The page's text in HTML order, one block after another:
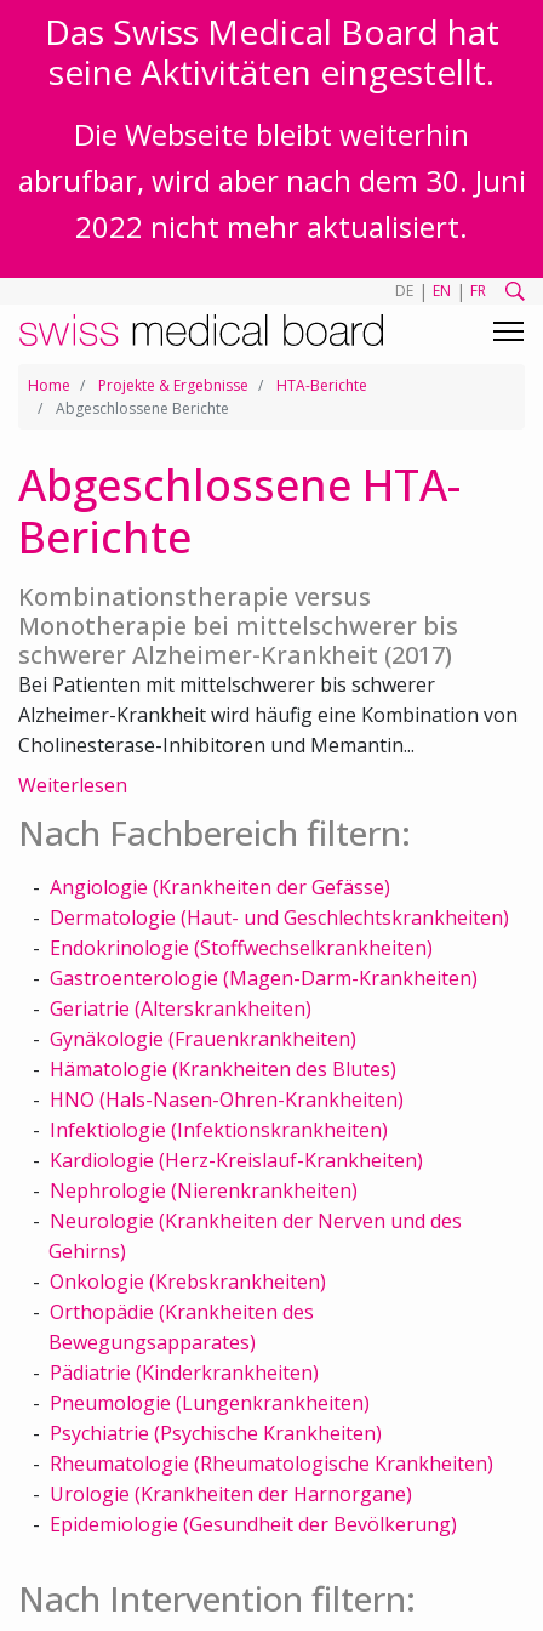
Das Swiss Medical Board hat
seine Aktivitäten eingestellt.
Die Webseite bleibt weiterhin
abrufbar, wird aber nach dem 30. Juni
2022 nicht mehr aktualisiert.
DE | EN | FR
Home Projekte & Ergebnisse
HTA-Berichte
Abgeschlossene Berichte
Abgeschlossene HTA-
Berichte
Kombinationstherapie versus
Monotherapie bei mittelschwerer bis
schwerer Alzheimer-Krankheit (2017)
Bei Patienten mit mittelschwerer bis schwerer
Alzheimer-Krankheit wird häufig eine Kombination von
Cholinesterase-Inhibitoren und Memantin...
Weiterlesen
Nach Fachbereich filtern:
Angiologie (Krankheiten der Gefässe)
Dermatologie (Haut- und Geschlechtskrankheiten)
Endokrinologie (Stoffwechselkrankheiten)
Gastroenterologie (Magen-Darm-Krankheiten)
Geriatrie (Alterskrankheiten)
Gynäkologie (Frauenkrankheiten)
Hämatologie (Krankheiten des Blutes)
HNO (Hals-Nasen-Ohren-Krankheiten)
Infektiologie (Infektionskrankheiten)
Kardiologie (Herz-Kreislauf-Krankheiten)
Nephrologie (Nierenkrankheiten)
Neurologie (Krankheiten der Nerven und des
Gehirns)
Onkologie (Krebskrankheiten)
Orthopädie (Krankheiten des
Bewegungsapparates)
Pädiatrie (Kinderkrankheiten)
Pneumologie (Lungenkrankheiten)
Psychiatrie (Psychische Krankheiten)
Rheumatologie (Rheumatologische Krankheiten)
Urologie (Krankheiten der Harnorgane)
Epidemiologie (Gesundheit der Bevölkerung)
Nach Intervention filtern: